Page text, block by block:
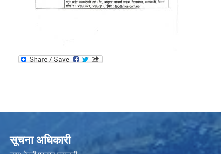
सूचना अधिकारी